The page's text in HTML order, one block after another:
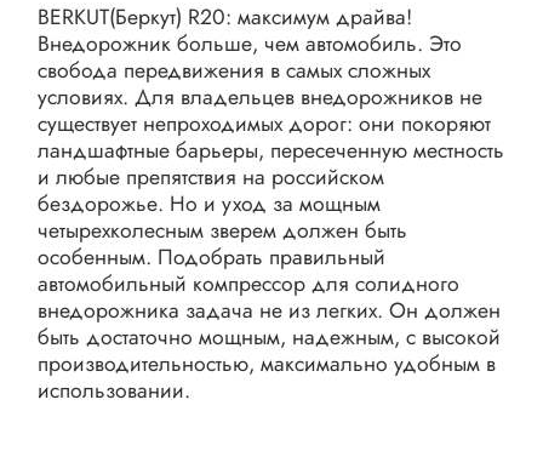
BERKUT(Беркут) R20: максимум драйва!
Внедорожник больше, чем автомобиль. Это
свобода передвижения в самых сложных
условиях. Для владельцев внедорожников не
существует непроходимых дорог: они покоряют
ландшафтные барьеры, пересеченную местность
и любые препятствия на российском
бездорожье. Но и уход за мощным
четырехколесным зверем должен быть
особенным. Подобрать правильный
автомобильный компрессор для солидного
внедорожника задача не из легких. Он должен
быть достаточно мощным, надежным, с высокой
производительностью, максимально удобным в
использовании.